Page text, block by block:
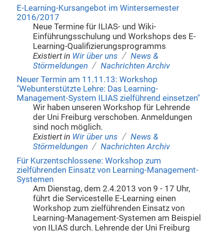
E-Learning-Kursangebot im Wintersemester
2016/2017
Neue Termine für ILIAS- und Wiki-
Einführungsschulung und Workshops des E-
Learning-Qualifizierungsprogramms
Existiert in Wir über uns / News &
Störmeldungen / Nachrichten Archiv
Neuer Termin am 11.11.13: Workshop
"Webunterstützte Lehre: Das Learning-
Management-System ILIAS zielführend einsetzen"
Wir haben unseren Workshop für Lehrende
der Uni Freiburg verschoben. Anmeldungen
sind noch möglich.
Existiert in Wir über uns / News &
Störmeldungen / Nachrichten Archiv
Für Kurzentschlossene: Workshop zum
zielführenden Einsatz von Learning-Management-
Systemen
Am Dienstag, dem 2.4.2013 von 9 - 17 Uhr,
führt die Servicestelle E-Learning einen
Workshop zum zielführenden Einsatz von
Learning-Management-Systemen am Beispiel
von ILIAS durch. Lehrende der Uni Freiburg